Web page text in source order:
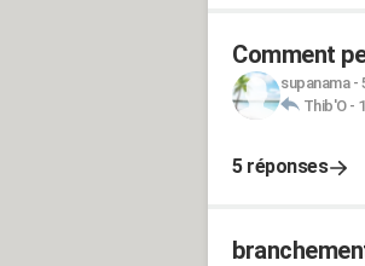
Comment
supanama-
Thib'O-
5 réponses